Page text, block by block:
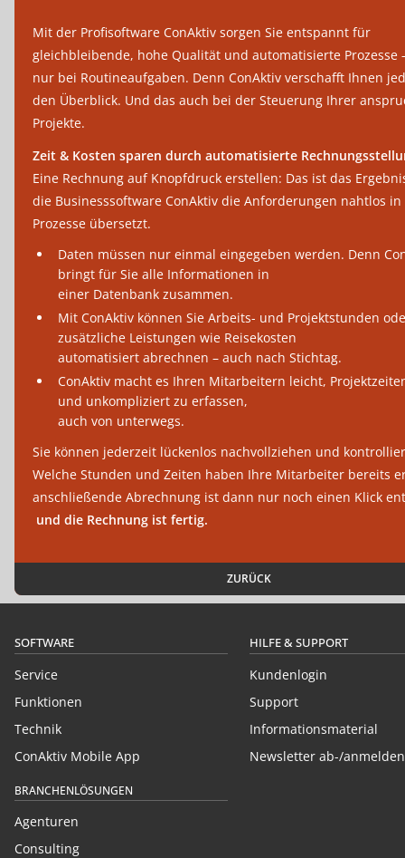
Mit der Profisoftware ConAktiv sorgen Sie entspannt für
gleichbleibende, hohe Qualität und automatisierte Prozesse
nur bei Routineaufgaben. Denn ConAktiv verschafft Ihnen
den Überblick. Und das auch bei der Steuerung Ihrer
Projekte.
Zeit & Kosten sparen durch automatisierte
Eine Rechnung auf Knopfdruck erstellen: Das ist das
die Businesssoftware ConAktiv die Anforderungen nahtlos
Prozesse übersetzt.
Daten müssen nur einmal eingegeben werden. Denn
bringt für Sie alle Informationen in
einer Datenbank zusammen.
Mit ConAktiv können Sie Arbeits- und Projektstunden
zusätzliche Leistungen wie Reisekosten
automatisiert abrechnen – auch nach Stichtag.
ConAktiv macht es Ihren Mitarbeitern leicht,
und unkompliziert zu erfassen,
auch von unterwegs.
Sie können jederzeit lückenlos nachvollziehen und
Welche Stunden und Zeiten haben Ihre Mitarbeiter bereits
anschließende Abrechnung ist dann nur noch einen Klick
und die Rechnung ist fertig.
ZURÜCK
SOFTWARE
Service
Funktionen
Technik
ConAktiv Mobile App
BRANCHENLÖSUNGEN
Agenturen
Consulting
HILFE & SUPPORT
Kundenlogin
Support
Informationsmaterial
Newsletter ab-/anmelden